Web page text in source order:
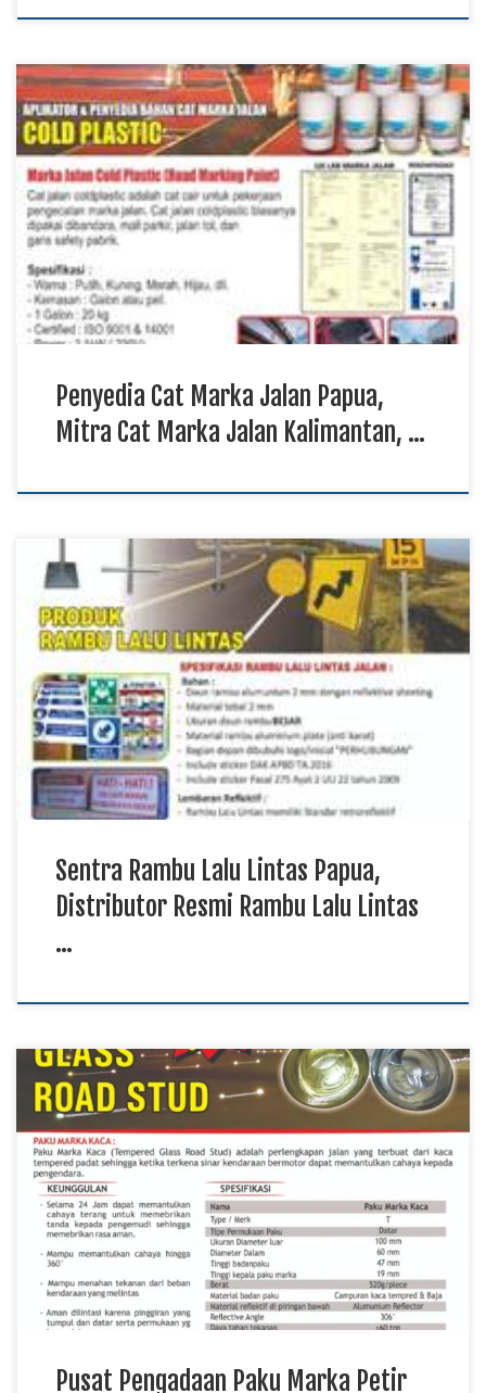
Penyedia Cat Marka Jalan Papua, Mitra Cat Marka Jalan
Kalimantan, Distribusi Cat Marka Jalan Sulawesi TKDN E
Katalog Cat marka jalan merupakan material yang berperan
penting dalam mendukung keteraturan lalu lintas melalui
pembuatan garis pembatas, marka arah, zebra cross, serta
berbagai simbol pada permukaan jalan. Produk ini digunakan
pada jalan […]
Penyedia Cat Marka Jalan Papua,
Mitra Cat Marka Jalan Kalimantan, …
Sentra Rambu Lalu Lintas Papua, Distributor Resmi Rambu
Lalu Lintas Sulawesi, Produsen Rambu Lalu Lintas Kalimantan
TKDN E Katalog Rambu lalu lintas menjadi perlengkapan
penting untuk membantu memberikan informasi, petunjuk,
larangan, maupun peringatan kepada setiap pengguna jalan.
Sentra rambu lalu lintas menyediakan berbagai jenis produk
yang dapat digunakan pada jalan […]
Sentra Rambu Lalu Lintas Papua,
Distributor Resmi Rambu Lalu Lintas
…
Pusat Pengadaan Paku Marka Petir Papua, Mitra Distribusi
Paku Marka Petir Kalimantan TKDN E Katalog, Solusi Paku
Marka Petir Sulawesi Paku marka petir merupakan salah satu
perlengkapan keselamatan jalan yang digunakan untuk
membantu meningkatkan visibilitas jalur melalui pantulan
cahaya. Produk ini banyak diaplikasikan pada jalan nasional,
jalan provinsi, kawasan industri, […]
Pusat Pengadaan Paku Marka Petir